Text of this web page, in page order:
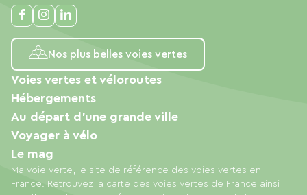
Nos plus belles voies vertes
Ma voie verte, le site de référence des voies vertes en
France. Retrouvez la carte des voies vertes de France ainsi
Voies vertes et véloroutes
Hébergements
Au départ d'une grande ville
Voyager à vélo
Le mag